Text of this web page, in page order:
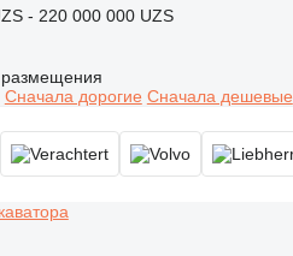
- 220 000 000 UZS
размещения
Сначала дорогие Сначала дешевые